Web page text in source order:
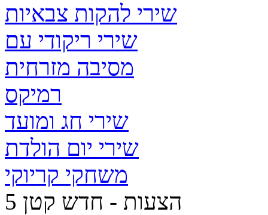
שירי להקות צבאיות
שירי ריקודי עם
מסיבה מזרחית
רמיקס
שירי חג ומועד
שירי יום הולדת
משחקי קריוקי
5 הצעות - חדש קטן